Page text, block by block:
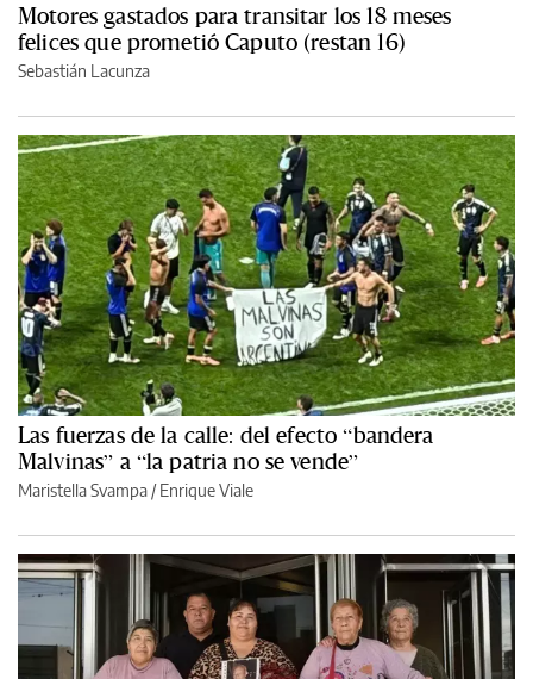
Motores gastados para transitar los 18 meses
felices que prometió Caputo (restan 16)
Sebastián Lacunza
Las fuerzas de la calle: del efecto “bandera
Malvinas” a “la patria no se vende”
Maristella Svampa /Enrique Viale